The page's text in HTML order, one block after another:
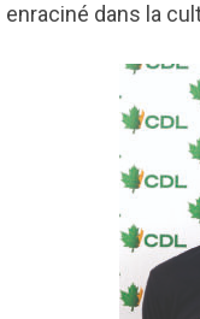
enraciné dans la